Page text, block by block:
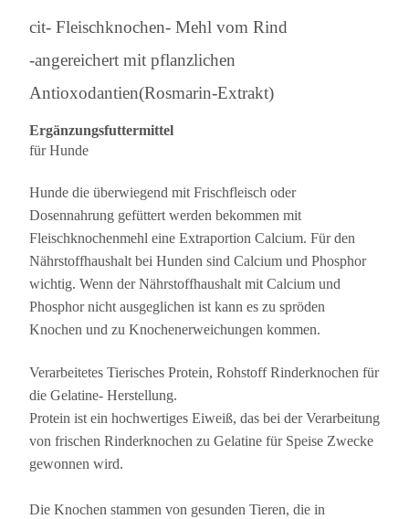
cit- Fleischknochen- Mehl vom Rind
-angereichert mit pflanzlichen
Antioxodantien(Rosmarin-Extrakt)
Ergänzungsfuttermittel
für Hunde
Hunde die überwiegend mit Frischfleisch oder
Dosennahrung gefüttert werden bekommen mit
Fleischknochenmehl eine Extraportion Calcium. Für den
Nährstoffhaushalt bei Hunden sind Calcium und Phosphor
wichtig. Wenn der Nährstoffhaushalt mit Calcium und
Phosphor nicht ausgeglichen ist kann es zu spröden
Knochen und zu Knochenerweichungen kommen.
Verarbeitetes Tierisches Protein, Rohstoff Rinderknochen für
die Gelatine- Herstellung.
Protein ist ein hochwertiges Eiweiß, das bei der Verarbeitung
von frischen Rinderknochen zu Gelatine für Speise Zwecke
gewonnen wird.
Die Knochen stammen von gesunden Tieren, die in